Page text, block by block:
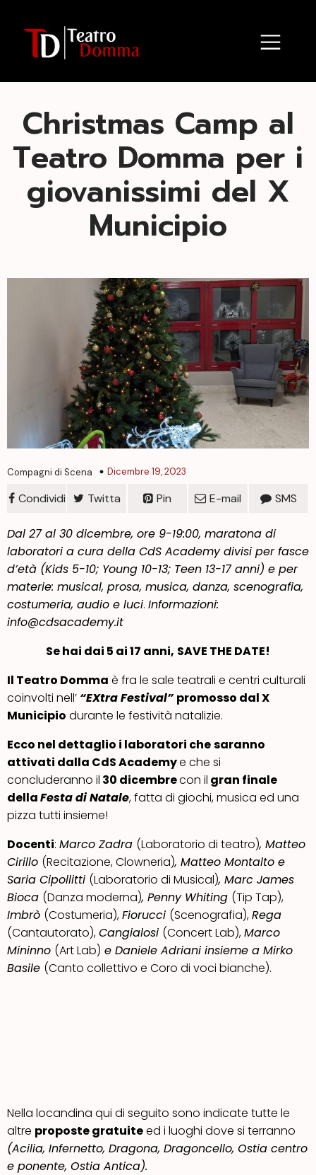
Christmas Camp al
Teatro Domma per i
giovanissimi del X
Municipio
Compagni di Scena Dicembre 19, 2023
Condividi Twitta Pin E-mail SMS
Dal 27 al 30 dicembre, ore 9-19:00, maratona di
laboratori a cura della CdS Academydivisi per fasce
d’età (Kids 5-10; Young 10-13; Teen 13-17anni) e per
materie: musical, prosa, musica, danza, scenografia,
costumeria, audio e luci. Informazioni:
info@cdsacademy.it
Se hai dai 5 ai 17 anni, SAVE THE DATE!
Il Teatro Domma è fra le sale teatrali e centri culturali
coinvolti nell’ “EXtra Festival” promosso dal X
Municipio durante le festività natalizie.
Ecco nel dettaglio i laboratori chesaranno
attivati dalla CdS Academye che si
concluderanno il 30 dicembrecon il gran finale
dellaFesta di Natale, fatta di giochi, musica ed una
pizza tutti insieme!
Docenti: Marco Zadra (Laboratorio di teatro), Matteo
Cirillo (Recitazione, Clowneria), Matteo Montalto e
Saria Cipollitti (Laboratorio di Musical), Marc James
Bioca (Danza moderna), Penny Whiting (Tip Tap),
Imbrò (Costumeria),Fiorucci (Scenografia),Rega
(Cantautorato),Cangialosi (Concert Lab),Marco
Mininno (Art Lab) e Daniele Adriani insieme a Mirko
Basile (Canto collettivo e Coro di voci bianche).
Nella locandina qui di seguito sono indicate tutte le
altre proposte gratuiteed i luoghi dove si terranno
(Acilia, Infernetto, Dragona, Dragoncello, Ostia centro
e ponente, Ostia Antica).